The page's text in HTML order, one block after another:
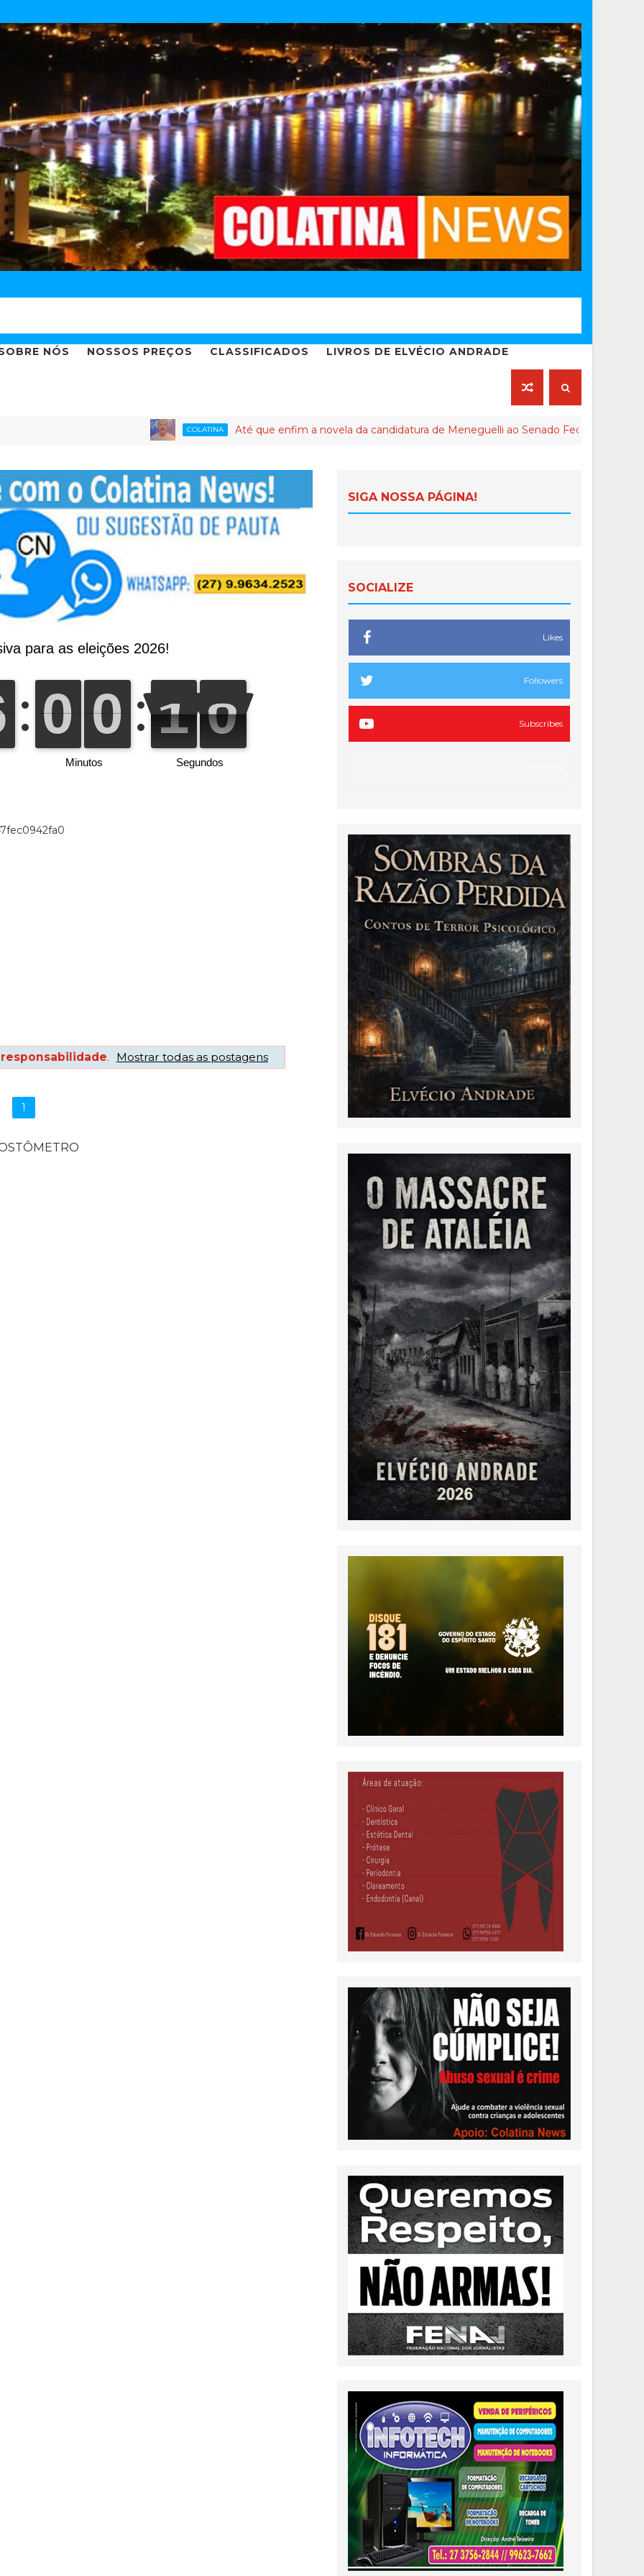
NÓS NOSSOS PREÇOS CLASSIFICADOS LIVROS DE ELVÉCIO ANDRADE
COLATINA Até que enfim a novela da candidatura de Meneguelli ao Senado Federal chega ao final
responsabilidade. Mostrar todas as postagens
1
SIGA NOSSA PÁGINA!
SOCIALIZE
Likes
Followers
Subscribes